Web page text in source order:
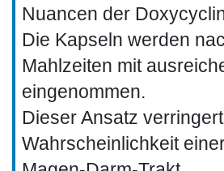
Nuancen der
Die Kapseln werden
Mahlzeiten mit
eingenommen.
Dieser Ansatz
Wahrscheinlichkeit